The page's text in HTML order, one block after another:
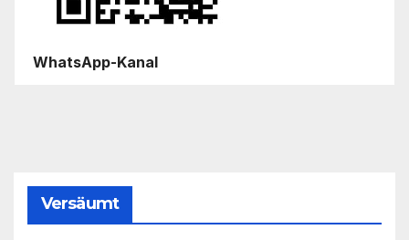
WhatsApp-Kanal
Versäumt